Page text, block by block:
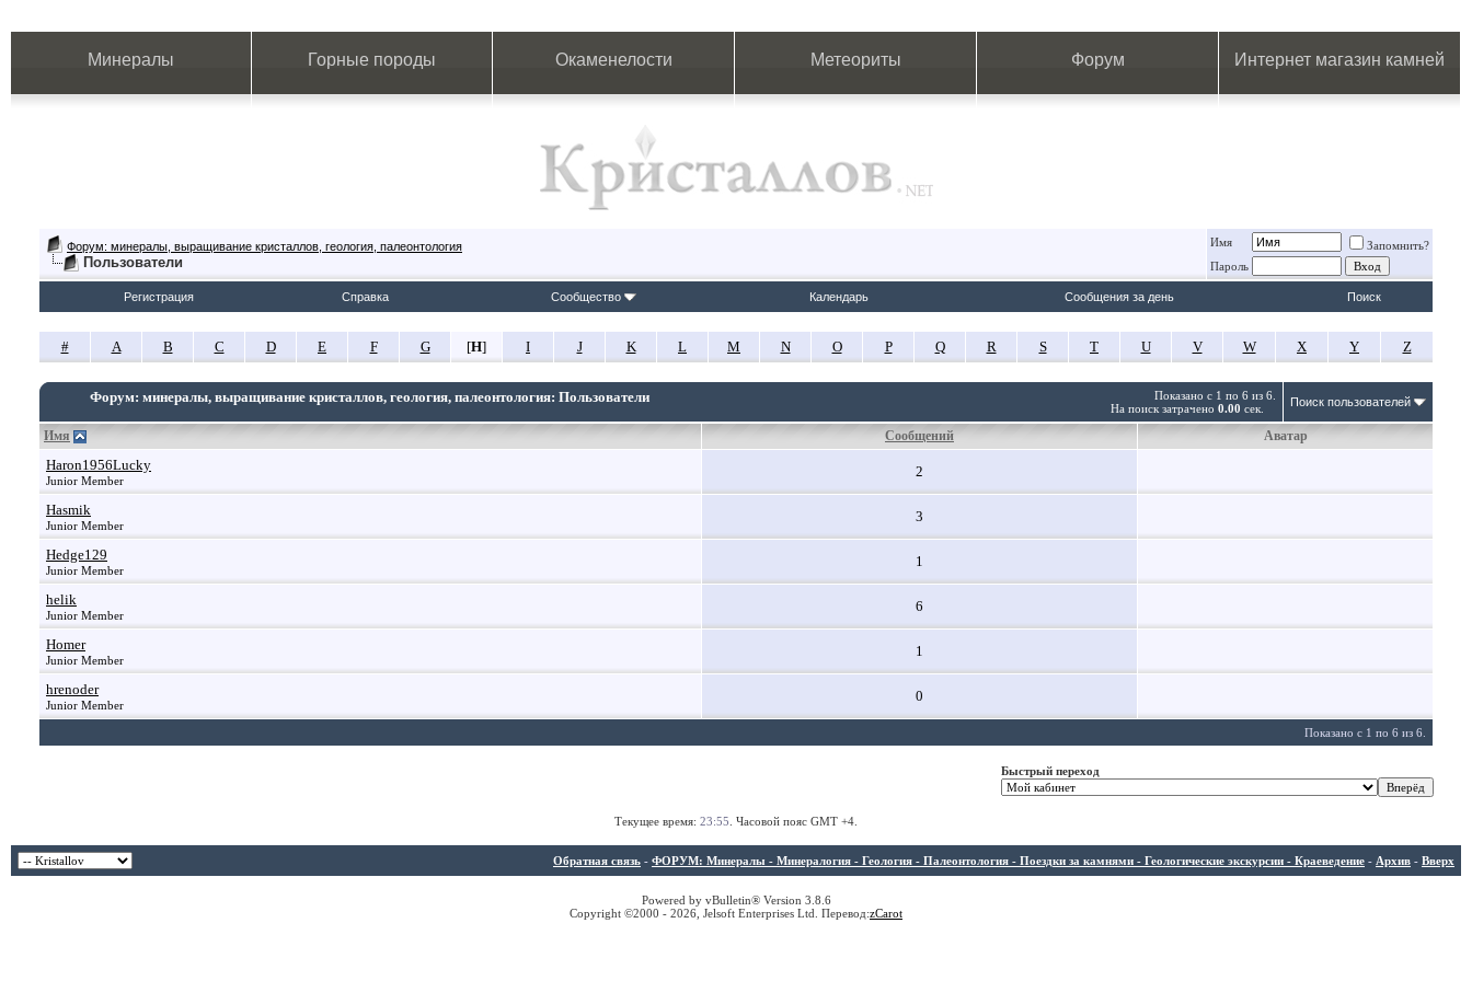
Минералы Горные породы Окаменелости Метеориты Форум Интернет магазин камней
Форум: минералы, выращивание кристаллов, геология, палеонтология
Пользователи
Имя
Запомнить?
Пароль
Регистрация Справка Сообщество Календарь Сообщения за день Поиск
# A B C D E F G [H] I J K L M N O P Q R S T U V W X Y Z
Показано с 1 по 6 из 6.
На поиск затрачено 0.00 сек.
Форум: минералы, выращивание кристаллов, геология, палеонтология: Пользователи Поиск пользователей
Имя Сообщений Аватар
Haron1956Lucky
Junior Member
2
Hasmik
Junior Member
3
Hedge129
Junior Member
1
helik
Junior Member
6
Homer
Junior Member
1
hrenoder
Junior Member
0
Показано с 1 по 6 из 6.
Быстрый переход
Текущее время: 23:55 . Часовой пояс GMT +4.
Обратная связь - ФОРУМ: Минералы - Минералогия - Геология - Палеонтология - Поездки за камнями - Геологические экскурсии - Краеведение - Архив - Вверх
Powered by vBulletin® Version 3.8.6
Copyright ©2000 - 2026, Jelsoft Enterprises Ltd. Перевод:zCarot